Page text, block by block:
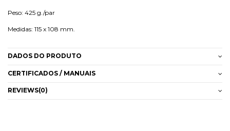
Peso: 425 g./par
Medidas: 115 x 108 mm.
DADOS DO PRODUTO
CERTIFICADOS / MANUAIS
REVIEWS(0)